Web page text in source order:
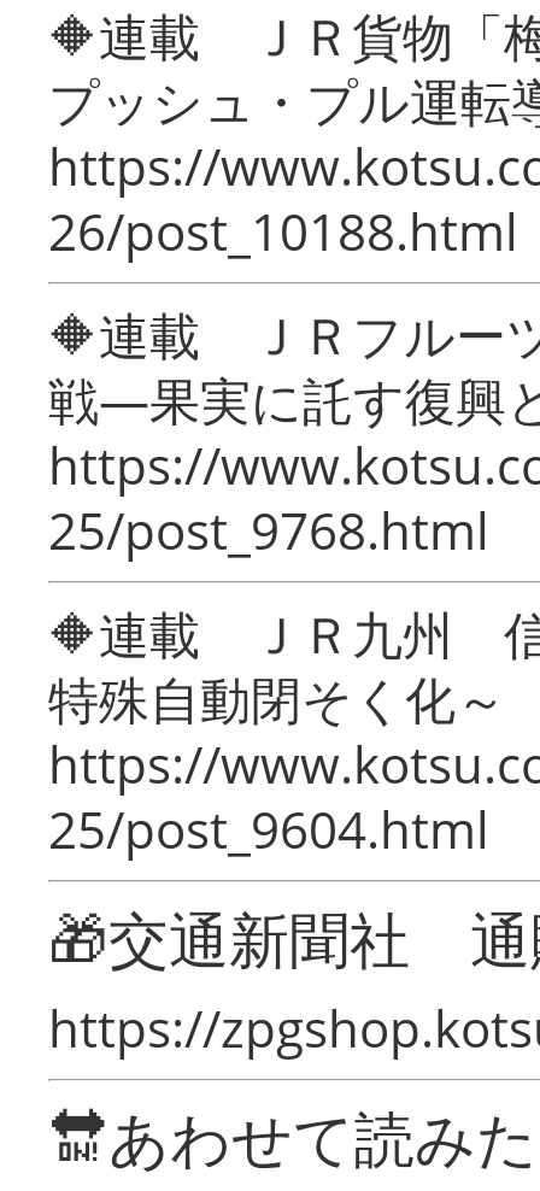
🔶連載 ＪＲ貨物「
プッシュ・プル運転
https://
26/post_10188.html
🔶連載 ＪＲフルー
戦―果実に託す復興
https://
25/post_9768.html
🔶連載 ＪＲ九州 信
特殊自動閉そく化～
https://
25/post_9604.html
🎁交通新聞社
https://
🔛あわせて読み